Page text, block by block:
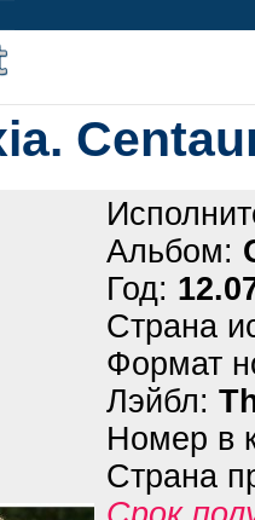
Альбом:
Год:
Страна
Формат
Лэйбл:
Номер в
Страна